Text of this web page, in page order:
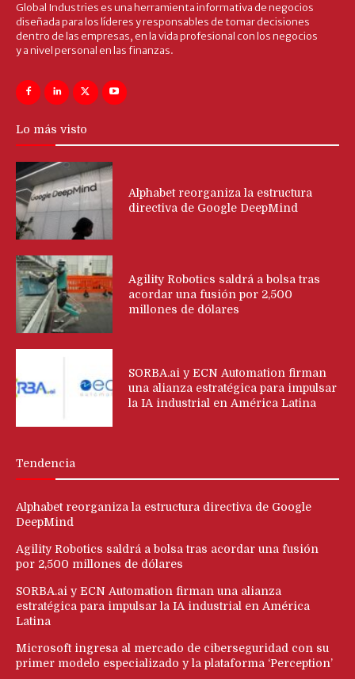
Global Industries es una herramienta informativa de negocios
diseñada para los líderes y responsables de tomar decisiones
dentro de las empresas, en la vida profesional con los negocios
y a nivel personal en las finanzas.
Lo más visto
Alphabet reorganiza la estructura
directiva de Google DeepMind
Agility Robotics saldrá a bolsa tras
acordar una fusión por 2,500
millones de dólares
SORBA.ai y ECN Automation firman
una alianza estratégica para impulsar
la IA industrial en América Latina
Tendencia
Alphabet reorganiza la estructura directiva de Google
DeepMind
Agility Robotics saldrá a bolsa tras acordar una fusión
por 2,500 millones de dólares
SORBA.ai y ECN Automation firman una alianza
estratégica para impulsar la IA industrial en América
Latina
Microsoft ingresa al mercado de ciberseguridad con su
primer modelo especializado y la plataforma ‘Perception’